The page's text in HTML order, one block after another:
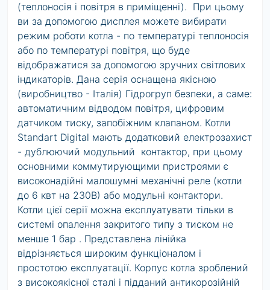
(теплоносія і повітря в приміщенні). При цьому
ви за допомогою дисплея можете вибирати
режим роботи котла - по температурі теплоносія
або по температурі повітря, що буде
відображатися за допомогою зручних світлових
індикаторів. Дана серія оснащена якісною
(виробництво - Італія) Гідрогруп безпеки, а саме:
автоматичним відводом повітря, цифровим
датчиком тиску, запобіжним клапаном. Котли
Standart Digital мають додатковий електрозахист
- дублюючий модульний контактор, при цьому
основними коммутирующими пристроями є
високонадійні малошумні механічні реле (котли
до 6 квт на 230В) або модульні контактори.
Котли цієї серії можна експлуатувати тільки в
системі опалення закритого типу з тиском не
менше 1 бар . Представлена ​​лінійка
відрізняється широким функціоналом і
простотою експлуатації. Корпус котла зроблений
з високоякісної сталі і підданий антикорозійній